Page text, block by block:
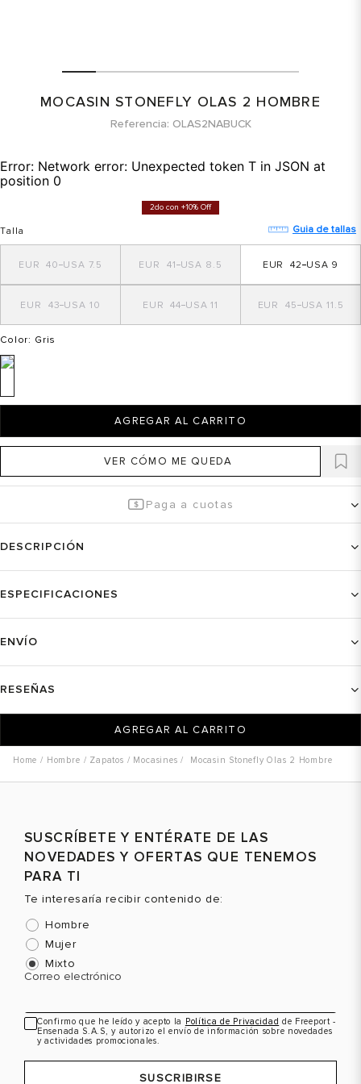
MOCASIN STONEFLY OLAS 2 HOMBRE
Referencia OLAS2NABUCK
Error: Network error: Unexpected token T in JSON at
position 0
2do con +10% Off
Talla Guia de tallas
7.5
40 8.5
41 9
42
10
43 11
44 11.5
45
Color: Gris
AGREGAR AL CARRITO
VER CÓMO ME QUEDA
Paga a cuotas
DESCRIPCIÓN
ESPECIFICACIONES
ENVÍO
RESEÑAS
AGREGAR AL CARRITO
Hombre Zapatos Mocasines Mocasin Stonefly Olas 2 Hombre
SUSCRÍBETE Y ENTÉRATE DE LAS
NOVEDADES Y OFERTAS QUE TENEMOS
PARA TI
Te interesaría recibir contenido de:
Hombre
Mujer
Mixto
Correo electrónico
Confirmo que he leído y acepto la Política de Privacidad de Freeport -
Ensenada S.A.S, y autorizo el envío de información sobre novedades
y actividades promocionales.
SUSCRIBIRSE